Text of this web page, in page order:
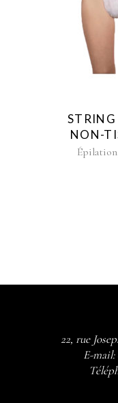
STRING
NON-
Épilation
22, rue
E-mail: